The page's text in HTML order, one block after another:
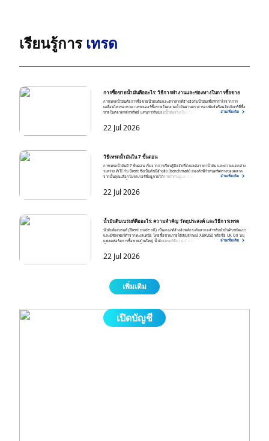
เรียนรู้การ เทรด
การซื้อขายน้ำมันคืออะไร: วิธีการทำงานและช่องทางในการซื้อขาย
การเทรดน้ำมันคือการซื้อขายน้ำมันดิบและตราสารที่อ้างอิงกับน้ำมันเพื่อทำกำไรจากการ
เคลื่อนไหวของราคา เทรดเดอร์ซื้อขายในตลาดน้ำมันผ่านตราสารอนุพันธ์หรือผลิตภัณฑ์ที่ซื้อ
ขายในตลาดหลักทรัพย์ แทนการรับมอบน้ำมันจริงเป็นบาร์เรล Brent Crude และ West Texas
ราคาน้ำมันจะปรับตัวขึ้น และเปิดสถานะขาย (Short) หากคาดว่าราคาจะปรับตัวลง บน
แพลตฟอร์ม CFD ส่วนใหญ่ ราคาน้ำมันจะอ้างอิงจากสัญญาฟิวเจอร์สเดือนใกล้สุดของดัชนี
สัญญา ข้อกำหนดมาร์จิ้น และระดับการอ้างอิงกับราคาน้ำมันโดยตรง เทรดเดอร์รายย่อยจำนวน
เทรดได้ทั้งสองทิศทาง และไม่มีภาระในการรับมอบสินค้าจริงรวมถึงต้นทุนการต่ออายุสัญญา
(rollover) ที่เกี่ยวข้องกับสัญญาฟิวเจอร์ส
อ่านเพิ่มเติม
22 Jul 2026
วิธีเทรดน้ำมันใน 7 ขั้นตอน
การเทรดน้ำมันมี 7 ขั้นตอน เริ่มจากการเรียนรู้ปัจจัยที่ส่งผลต่อราคาน้ำมัน และความแตกต่าง
ระหว่าง WTI กับ Brent ซึ่งเป็นดัชนีอ้างอิง (benchmark) สองตัวที่กำหนดทิศทางของตลาด
จากนั้นคุณเลือกโบรกเกอร์ที่อยู่ภายใต้การกำกับดูแล เปิดและฝากเงินเข้าบัญชีของคุณ และ
เหตุการณ์ตามกำหนดการ เช่น รายงานสต็อกน้ำมันของ EIA และการตัดสินใจของ OPEC+ รวม
ถึงคำนึงถึงการโรลโอเวอร์ของสัญญา (contract rollover) เมื่อเงื่อนไขการออกจากตลาดของ
อ่านเพิ่มเติม
22 Jul 2026
น้ำมันดิบเบรนท์คืออะไร: ความสำคัญ วัตถุประสงค์ และวิธีการเทรด
น้ำมันดิบเบรนท์ (Brent crude oil) เป็นเกณฑ์อ้างอิงหลักระดับสากลสำหรับน้ำมันดิบชนิดเบา
และมีซัลเฟอร์ต่ำจากทะเลเหนือ โดยซื้อขายภายใต้สัญลักษณ์ XBRUSD หรือชื่อ UK Oil บน
แพลตฟอร์มการซื้อขายส่วนใหญ่ น้ำมันเบรนท์มีความสำคัญเนื่องจากใช้เป็นราคาอ้างอิงสำหรับ
กำหนดราคาน้ำมันดิบเกรดต่าง ๆ และสัญญาปิโตรเลียมทั่วโลก รวมถึงใช้เป็นสินทรัพย์อ้างอิงใน
สัญญาฟิวเจอร์ส ออปชัน และสัญญา CFD เพื่อการป้องกันความเสี่ยงและการเก็งกำไร
ระหว่างราคาเปิดและราคาปิดสถานะ
อ่านเพิ่มเติม
22 Jul 2026
เพิ่มเติม
เปิดบัญชี